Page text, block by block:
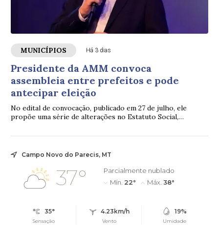
MUNICÍPIOS Há 3 dias
Presidente da AMM convoca
assembleia entre prefeitos e pode
antecipar eleição
No edital de convocação, publicado em 27 de julho, ele
propõe uma série de alterações no Estatuto Social,
Campo Novo do Parecis, MT
37°
Parcialmente nublado
Mín. 22° Máx. 38°
35°
Sensação
4.23km/h
Vento
19%
Umidade